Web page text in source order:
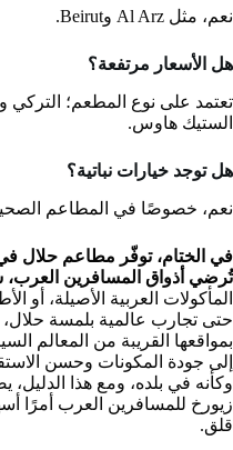
نعم، مثل Al Arz وBeirut.
هل الأسعار مرتفعة؟
تعتمد على نوع المطعم؛
الستيك هاوس.
هل توجد خيارات نباتية؟
نعم، خصوصًا في المطاعم
في الختام، توفّر مطاعم حلال
تُرضي أذواق المسافرين
المأكولات العربية الأصيلة، أو
حتى تجارب عالمية بلمسة
بمواقعها القريبة من المعالم
إلى جودة المكونات وحسن
وكأنه في بلده، ومع هذا
زيورخ للمسافرين العرب أمرًا
قلق.